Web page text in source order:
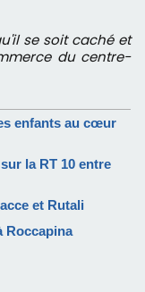
se soit caché et
du centre-
enfants au cœur
la RT 10 entre
et Rutali
Roccapina